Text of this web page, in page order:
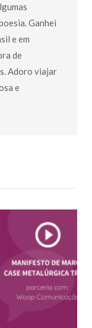
Ganhei
e em
de
Adoro viajar
e